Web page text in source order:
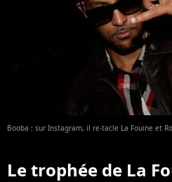
Booba : sur Instagram, il re-tacle La Fouine et
Le trophée de La